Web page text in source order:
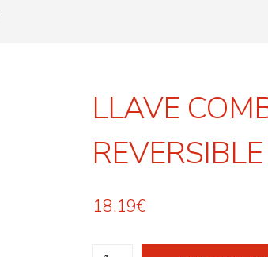
LLAVE
18.19€